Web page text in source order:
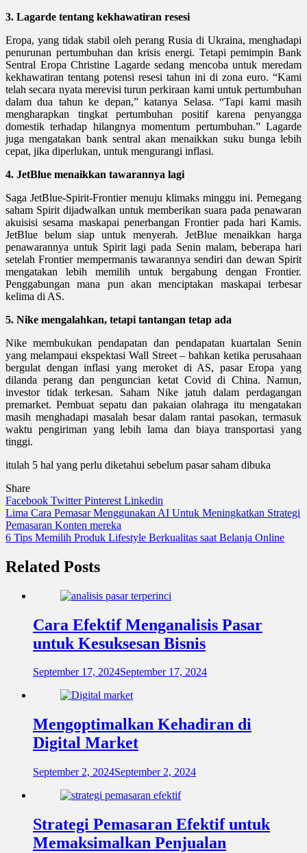
3. Lagarde tentang kekhawatiran resesi
Eropa, yang tidak stabil oleh perang Rusia di Ukraina, menghadapi
penurunan pertumbuhan dan krisis energi. Tetapi pemimpin Bank
Sentral Eropa Christine Lagarde sedang mencoba untuk meredam
kekhawatiran tentang potensi resesi tahun ini di zona euro. “Kami
telah secara nyata merevisi turun perkiraan kami untuk pertumbuhan
dalam dua tahun ke depan,” katanya Selasa. “Tapi kami masih
mengharapkan tingkat pertumbuhan positif karena penyangga
domestik terhadap hilangnya momentum pertumbuhan.” Lagarde
juga mengatakan bank sentral akan menaikkan suku bunga lebih
cepat, jika diperlukan, untuk mengurangi inflasi.
4. JetBlue menaikkan tawarannya lagi
Saga JetBlue-Spirit-Frontier menuju klimaks minggu ini. Pemegang
saham Spirit dijadwalkan untuk memberikan suara pada penawaran
akuisisi sesama maskapai penerbangan Frontier pada hari Kamis.
JetBlue belum siap untuk menyerah. JetBlue menaikkan harga
penawarannya untuk Spirit lagi pada Senin malam, beberapa hari
setelah Frontier mempermanis tawarannya sendiri dan dewan Spirit
mengatakan lebih memilih untuk bergabung dengan Frontier.
Penggabungan mana pun akan menciptakan maskapai terbesar
kelima di AS.
5. Nike mengalahkan, tetapi tantangan tetap ada
Nike membukukan pendapatan dan pendapatan kuartalan Senin
yang melampaui ekspektasi Wall Street – bahkan ketika perusahaan
bergulat dengan inflasi yang meroket di AS, pasar Eropa yang
dilanda perang dan penguncian ketat Covid di China. Namun,
investor tidak terkesan. Saham Nike jatuh dalam perdagangan
premarket. Pembuat sepatu dan pakaian olahraga itu mengatakan
masih menghadapi masalah besar dalam rantai pasokan, termasuk
waktu pengiriman yang lebih lama dan biaya transportasi yang
tinggi.
itulah 5 hal yang perlu diketahui sebelum pasar saham dibuka
Share
Facebook TwitterPinterest Linkedin
Navigasi
pos
Lima Cara Pemasar Menggunakan AI Untuk Meningkatkan Strategi
Pemasaran Konten mereka
6 Tips Memilih Produk Lifestyle Berkualitas saat Belanja Online
Related Posts
Cara Efektif Menganalisis Pasar
untuk Kesuksesan Bisnis
September 17, 2024September 17, 2024
Mengoptimalkan Kehadiran di
Digital Market
September 2, 2024September 2, 2024
Strategi Pemasaran Efektif untuk
Memaksimalkan Penjualan